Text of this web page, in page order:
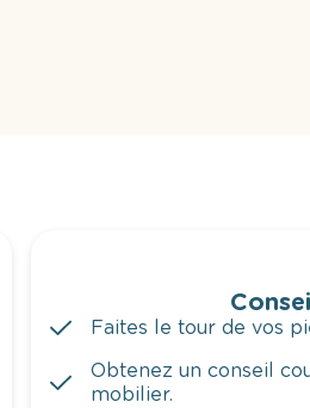
Faites le tour de vos
Obtenez un conseil
mobilier.